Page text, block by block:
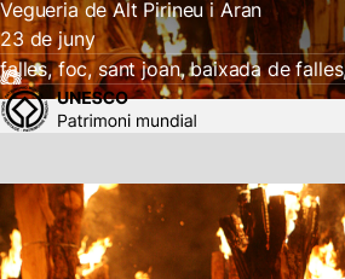
Vegueria de Alt Pirineu i Aran
23 de juny
falles foc sant joan baixada de falles